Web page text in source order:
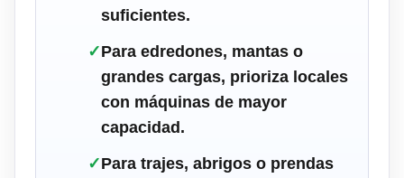
suficientes.
✓Para edredones, mantas o
grandes cargas, prioriza locales
con máquinas de mayor
capacidad.
✓Para trajes, abrigos o prendas